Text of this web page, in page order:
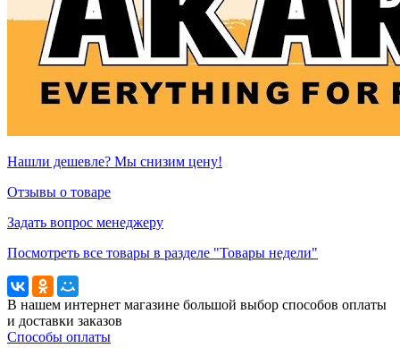
Нашли дешевле? Мы снизим цену!
Отзывы о товаре
Задать вопрос менеджеру
Посмотреть все товары в разделе "Товары недели"
В нашем интернет магазине большой выбор способов оплаты
и доставки заказов
Способы оплаты